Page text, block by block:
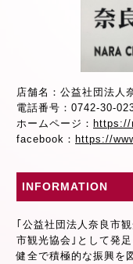
店舗名：公益社団法人
電話番号：0742-30-
ホームページ： https://
facebook： https://
INFORMATION
｢公益社団法人奈良市
市観光協会｣として発
健全で積極的な振興を